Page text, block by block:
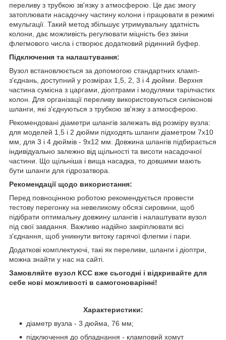
переливу з трубкою зв'язку з атмосферою. Це дає змогу
затоплювати насадочну частину колони і працювати в режимі
емульгації. Такий метод збільшує утримувальну здатність
колони, дає можливість регулювати міцність без зміни
флегмового числа і створює додатковий рідинний буфер.
Підключення та налаштування:
Вузол встановлюється за допомогою стандартних кламп-
з'єднань, доступний у розмірах 1,5, 2, 3 і 4 дюйми. Верхня
частина сумісна з царгами, діоптрами і модулями тарілчастих
колон. Для організації переливу використовуються силіконові
шланги, які з'єднуються з трубкою зв'язку з атмосферою.
Рекомендовані діаметри шлангів залежать від розміру вузла:
для моделей 1,5 і 2 дюйми підходять шланги діаметром 7х10
мм, для 3 і 4 дюймів - 9х12 мм. Довжина шлангів підбирається
індивідуально залежно від щільності та висоти насадочної
частини. Що щільніша і вища насадка, то довшими мають
бути шланги для гідрозатвора.
Рекомендації щодо використання:
Перед повноцінною роботою рекомендується провести
тестову перегонку на невеликому обсязі сировини, щоб
підібрати оптимальну довжину шлангів і налаштувати вузол
під свої завдання. Важливо надійно закріплювати всі
з'єднання, щоб уникнути витоку гарячої флегми і пари.
Додаткові комплектуючі, такі як переливи, шланги і діоптри,
можна знайти у нас на сайті.
Замовляйте вузол КСС вже сьогодні і відкривайте для
себе нові можливості в самогоноварінні!
Характеристики:
діаметр вузла - 3 дюйма, 76 мм;
підключення до обладнання - кламповий хомут